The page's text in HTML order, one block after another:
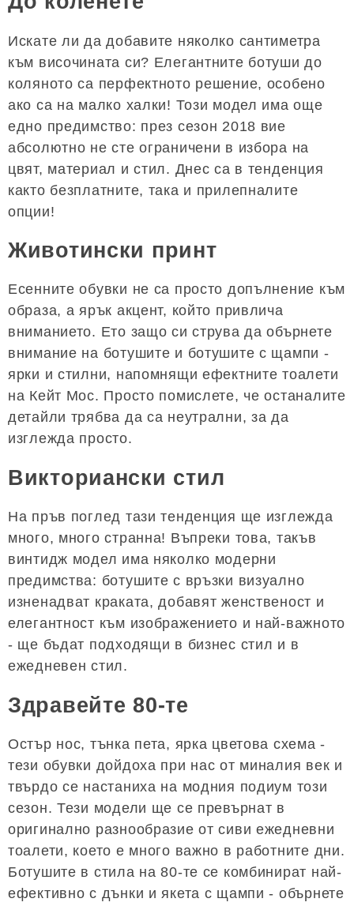
Искате ли да добавите няколко сантиметра
към височината си? Елегантните ботуши до
коляното са перфектното решение, особено
ако са на малко халки! Този модел има още
едно предимство: през сезон 2018 вие
абсолютно не сте ограничени в избора на
цвят, материал и стил. Днес са в тенденция
както безплатните, така и прилепналите
опции!
Животински принт
Есенните обувки не са просто допълнение към
образа, а ярък акцент, който привлича
вниманието. Ето защо си струва да обърнете
внимание на ботушите и ботушите с щампи -
ярки и стилни, напомнящи ефектните тоалети
на Кейт Мос. Просто помислете, че останалите
детайли трябва да са неутрални, за да
изглежда просто.
Викториански стил
На пръв поглед тази тенденция ще изглежда
много, много странна! Въпреки това, такъв
винтидж модел има няколко модерни
предимства: ботушите с връзки визуално
изненадват краката, добавят женственост и
елегантност към изображението и най-важното
- ще бъдат подходящи в бизнес стил и в
ежедневен стил.
Здравейте 80-те
Остър нос, тънка пета, ярка цветова схема -
тези обувки дойдоха при нас от миналия век и
твърдо се настаниха на модния подиум този
сезон. Тези модели ще се превърнат в
оригинално разнообразие от сиви ежедневни
тоалети, което е много важно в работните дни.
Ботушите в стила на 80-те се комбинират най-
ефективно с дънки и якета с щампи - обърнете